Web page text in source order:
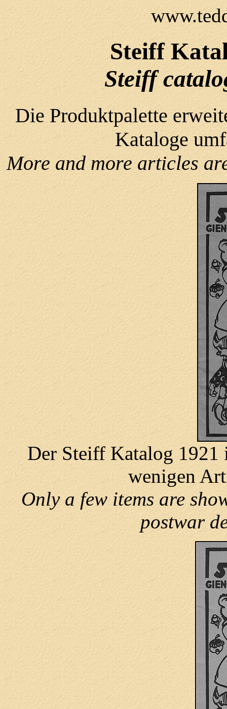
Steiff
Steiff
Die Produktpalette
Kataloge
More and more articles
Der Steiff Katalog 1921
wenigen
Only a few items are
postwar